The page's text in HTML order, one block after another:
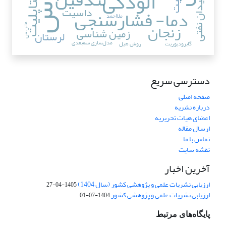
دما- فشارسنجی
متاپلیت زنجان میدان نفتی زمین شناسی
داسیت
لرستان مدل‌سازی سه‌بعدی گابرودیوریت
ماتریس
ملا‌احمد
روش هیل
دسترسی سریع
صفحه اصلی
درباره نشریه
اعضای هیات تحریریه
ارسال مقاله
تماس با ما
نقشه سایت
آخرین اخبار
ارزیابی نشریات علمی و پژوهشی کشور (سال 1404) 1405-04-27
ارزیابی نشریات علمی و پژوهشی کشور1404-07-01
پایگاه‌های مرتبط